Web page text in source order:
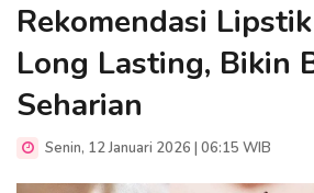
Rekomendasi
Long Lasting, Bikin
Seharian
Senin, 12 Januari 2026 | 06:15 WIB